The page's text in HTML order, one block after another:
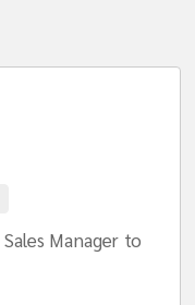
Manager to